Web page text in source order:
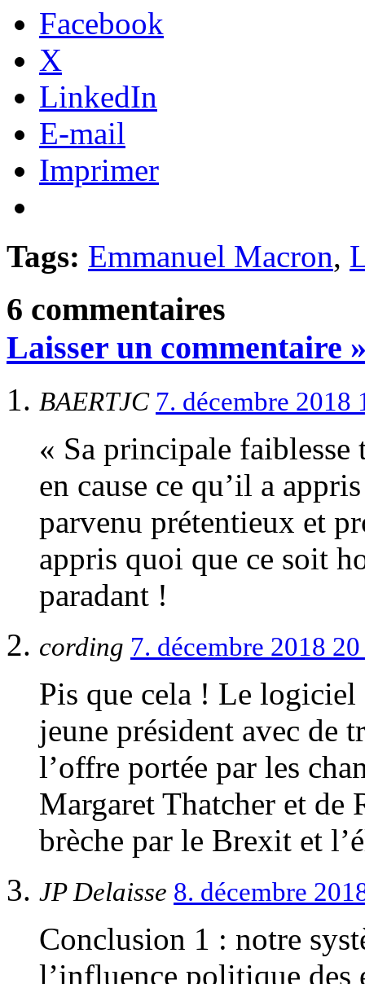
Facebook
X
LinkedIn
E-mail
Imprimer
Tags: Emmanuel Macron,
6 commentaires
Laisser un commentaire
BAERTJC 7. décembre
« Sa principale faiblesse
en cause ce qu’il a
parvenu prétentieux et
appris quoi que ce soit
paradant !
cording 7. décembre 2018
Pis que cela ! Le logiciel
jeune président avec de
l’offre portée par les
Margaret Thatcher et de
brèche par le Brexit et
JP Delaisse 8. décembre
Conclusion 1 : notre
l’influence politique des